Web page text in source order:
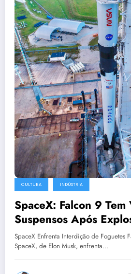
CULTURA INDÚSTRIA
SpaceX: Falcon 9 Tem
Suspensos Após
SpaceX Enfrenta Interdição de Foguetes
SpaceX, de Elon Musk, enfrenta…